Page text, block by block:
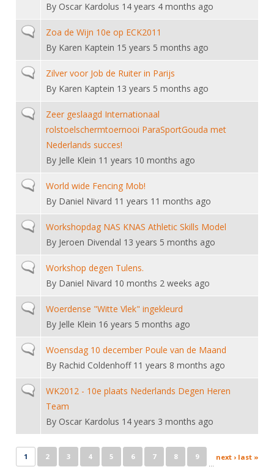
By Oscar Kardolus 14 years 4 months ago
Normal topicZoa de Wijn 10e op ECK2011
By Karen Kaptein 15 years 5 months ago
Normal topicZilver voor Job de Ruiter in Parijs
By Karen Kaptein 13 years 5 months ago
Normal topicZeer geslaagd Internationaal
rolstoelschermtoernooi ParaSportGouda met
Nederlands succes!
By Jelle Klein 11 years 10 months ago
Normal topicWorld wide Fencing Mob!
By Daniel Nivard 11 years 11 months ago
Normal topicWorkshopdag NAS KNAS Athletic Skills Model
By Jeroen Divendal 13 years 5 months ago
Normal topicWorkshop degen Tulens.
By Daniel Nivard 10 months 2 weeks ago
Normal topicWoerdense "Witte Vlek" ingekleurd
By Jelle Klein 16 years 5 months ago
Normal topicWoensdag 10 december Poule van de Maand
By Rachid Coldenhoff11 years 8 months ago
Normal topicWK2012 - 10e plaats Nederlands Degen Heren
Team
By Oscar Kardolus 14 years 3 months ago
Pages
1 2 3 4 5 6 7 8
9
…
next › last »